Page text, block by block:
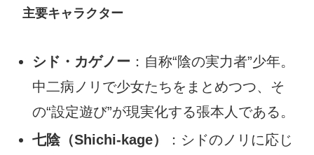
主要キャラクター
シド・カゲノー ：自称“陰の実力者”少年。
中二病ノリで少女たちをまとめつつ、そ
の“設定遊び”が現実化する張本人である。
七陰（Shichi‑kage）
：シドのノリに応じ